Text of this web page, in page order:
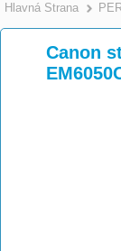
Hlavná Strana
Canon